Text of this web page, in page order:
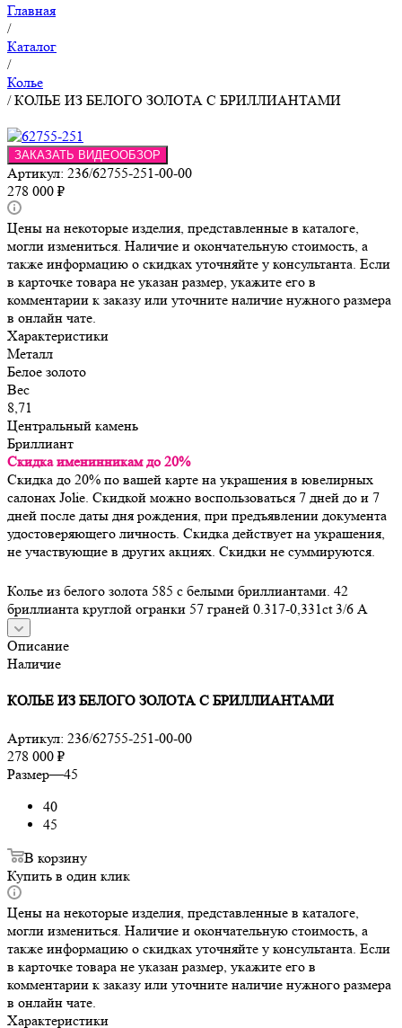
Главная
/
Каталог
/
Колье
/КОЛЬЕ ИЗ БЕЛОГО ЗОЛОТА С БРИЛЛИАНТАМИ
ЗАКАЗАТЬ ВИДЕООБЗОР
Артикул: 236/62755-251-00-00
278 000 ₽
Цены на некоторые изделия, представленные в каталоге,
могли измениться. Наличие и окончательную стоимость, а
также информацию о скидках уточняйте у консультанта. Если
в карточке товара не указан размер, укажите его в
комментарии к заказу или уточните наличие нужного размера
в онлайн чате.
Характеристики
Металл
Белое золото
Вес
8,71
Центральный камень
Бриллиант
Скидка именинникам до 20%
Скидка до 20% по вашей карте на украшения в ювелирных
салонах Jolie. Скидкой можно воспользоваться 7 дней до и 7
дней после даты дня рождения, при предъявлении документа
удостоверяющего личность. Скидка действует на украшения,
не участвующие в других акциях. Скидки не суммируются.
Колье из белого золота 585 с белыми бриллиантами. 42
бриллианта круглой огранки 57 граней 0.317-0,331ct 3/6 А
Описание
Наличие
КОЛЬЕ ИЗ БЕЛОГО ЗОЛОТА С БРИЛЛИАНТАМИ
Артикул: 236/62755-251-00-00
278 000 ₽
Размер—45
40
45
В корзину
Купить в один клик
Цены на некоторые изделия, представленные в каталоге,
могли измениться. Наличие и окончательную стоимость, а
также информацию о скидках уточняйте у консультанта. Если
в карточке товара не указан размер, укажите его в
комментарии к заказу или уточните наличие нужного размера
в онлайн чате.
Характеристики